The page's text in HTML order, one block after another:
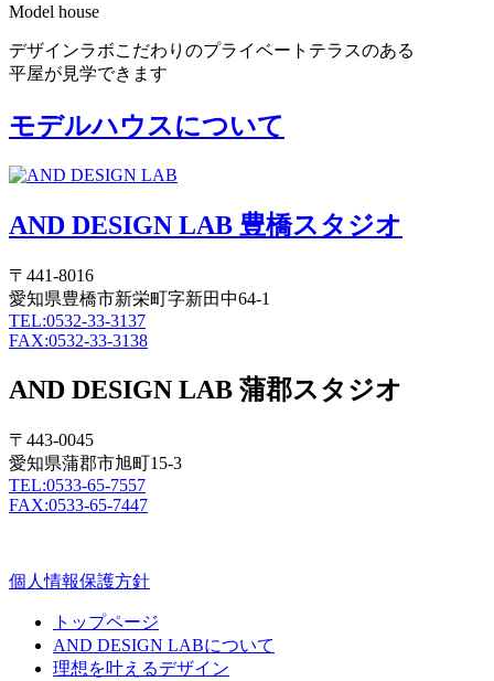
Model house
デザインラボこだわりのプライベートテラスのある
平屋が見学できます
モデルハウスについて
AND DESIGN LAB 豊橋スタジオ
〒441-8016
愛知県豊橋市新栄町字新田中64-1
TEL:0532-33-3137
FAX:0532-33-3138
AND DESIGN LAB 蒲郡スタジオ
〒443-0045
愛知県蒲郡市旭町15-3
TEL:0533-65-7557
FAX:0533-65-7447
個人情報保護方針
トップページ
AND DESIGN LABについて
理想を叶えるデザイン